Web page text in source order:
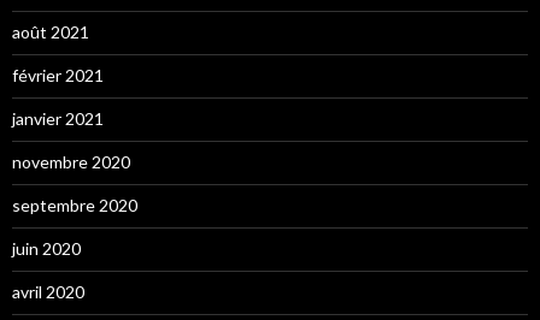
août 2021
février 2021
janvier 2021
novembre 2020
septembre 2020
juin 2020
avril 2020